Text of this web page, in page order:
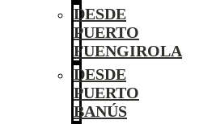
DESDE
PUERTO
FUENGIROLA
DESDE
PUERTO
BANÚS